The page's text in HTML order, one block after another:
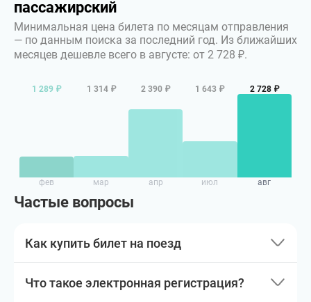
пассажирский
Минимальная цена билета по месяцам отправления
— по данным поиска за последний год. Из ближайших
месяцев дешевле всего в августе: от 2 728 ₽.
1 289 ₽
фев
1 314 ₽
мар
2 390 ₽
апр
1 643 ₽
июл
2 728 ₽
авг
Частые вопросы
Как купить билет на поезд
Что такое электронная регистрация?